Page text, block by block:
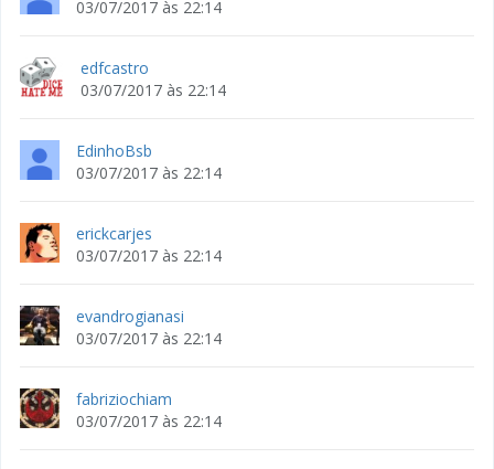
03/07/2017 às 22:14
edfcastro
03/07/2017 às 22:14
EdinhoBsb
03/07/2017 às 22:14
erickcarjes
03/07/2017 às 22:14
evandrogianasi
03/07/2017 às 22:14
fabriziochiam
03/07/2017 às 22:14